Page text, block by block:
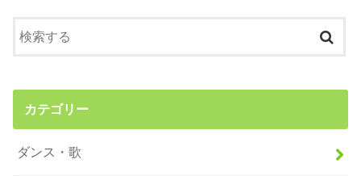
カテゴリー
ダンス・歌